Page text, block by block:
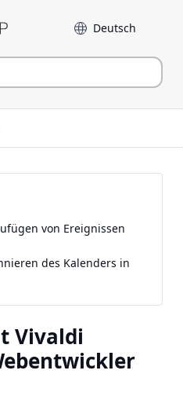
Sprache
Vivaldi
von Ereignissen
des Kalenders in